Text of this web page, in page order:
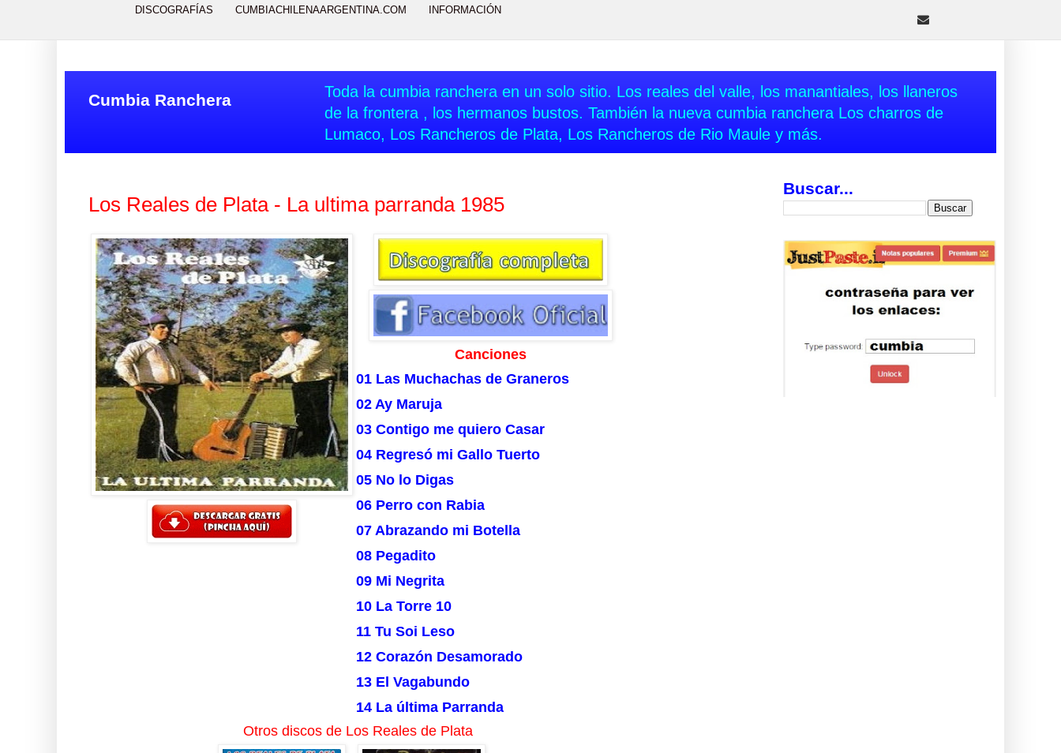
DISCOGRAFÍAS CUMBIACHILENAARGENTINA.COM INFORMACIÓN
Cumbia Ranchera
Toda la cumbia ranchera en un solo sitio. Los reales del valle, los manantiales, los llaneros
de la frontera , los hermanos bustos. También la nueva cumbia ranchera Los charros de
Lumaco, Los Rancheros de Plata, Los Rancheros de Rio Maule y más.
Los Reales de Plata - La ultima parranda 1985
Canciones
01 Las Muchachas de Graneros
02 Ay Maruja
03 Contigo me quiero Casar
04 Regresó mi Gallo Tuerto
05 No lo Digas
06 Perro con Rabia
07 Abrazando mi Botella
08 Pegadito
09 Mi Negrita
10 La Torre 10
11 Tu Soi Leso
12 Corazón Desamorado
13 El Vagabundo
14 La última Parranda
Otros discos de Los Reales de Plata
Buscar...